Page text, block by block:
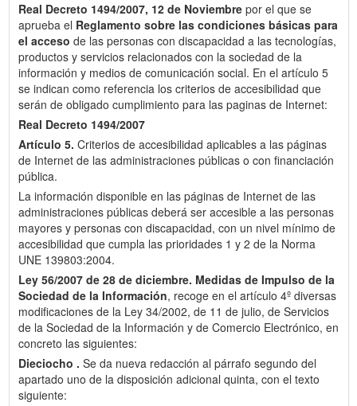
Real Decreto 1494/2007, 12 de Noviembre por el que se
aprueba el Reglamento sobre las condiciones básicas para
el acceso de las personas con discapacidad a las tecnologías,
productos y servicios relacionados con la sociedad de la
información y medios de comunicación social. En el artículo 5
se indican como referencia los criterios de accesibilidad que
serán de obligado cumplimiento para las paginas de Internet:
Real Decreto 1494/2007
Artículo 5. Criterios de accesibilidad aplicables a las páginas
de Internet de las administraciones públicas o con financiación
pública.
La información disponible en las páginas de Internet de las
administraciones públicas deberá ser accesible a las personas
mayores y personas con discapacidad, con un nivel mínimo de
accesibilidad que cumpla las prioridades 1 y 2 de la Norma
UNE 139803:2004.
Ley 56/2007 de 28 de diciembre. Medidas de Impulso de la
Sociedad de la Información, recoge en el artículo 4º diversas
modificaciones de la Ley 34/2002, de 11 de julio, de Servicios
de la Sociedad de la Información y de Comercio Electrónico, en
concreto las siguientes:
Dieciocho . Se da nueva redacción al párrafo segundo del
apartado uno de la disposición adicional quinta, con el texto
siguiente: